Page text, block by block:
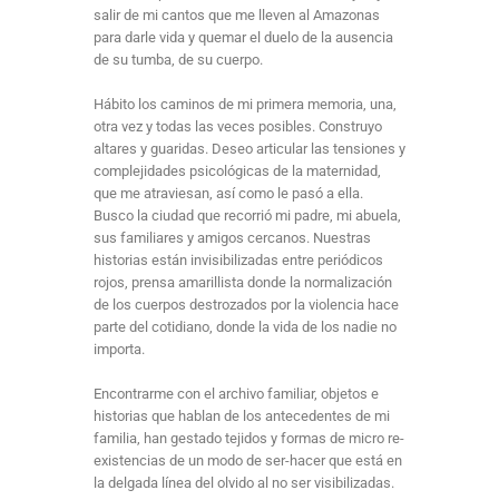
salir de mi cantos que me lleven al Amazonas
para darle vida y quemar el duelo de la ausencia
de su tumba, de su cuerpo.
Hábito los caminos de mi primera memoria, una,
otra vez y todas las veces posibles. Construyo
altares y guaridas. Deseo articular las tensiones y
complejidades psicológicas de la maternidad,
que me atraviesan, así como le pasó a ella.
Busco la ciudad que recorrió mi padre, mi abuela,
sus familiares y amigos cercanos. Nuestras
historias están invisibilizadas entre periódicos
rojos, prensa amarillista donde la normalización
de los cuerpos destrozados por la violencia hace
parte del cotidiano, donde la vida de los nadie no
importa.
Encontrarme con el archivo familiar, objetos e
historias que hablan de los antecedentes de mi
familia, han gestado tejidos y formas de micro re-
existencias de un modo de ser-hacer que está en
la delgada línea del olvido al no ser visibilizadas.